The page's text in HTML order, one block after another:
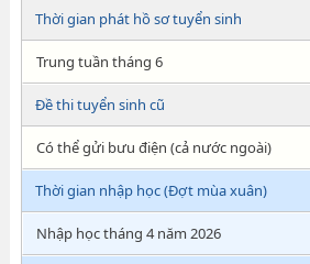
Thời gian phát hồ sơ tuyển sinh
Trung tuần tháng 6
Đề thi tuyển sinh cũ
Có thể gửi bưu điện (cả nước ngoài)
Thời gian nhập học (Đợt mùa xuân)
Nhập học tháng 4 năm 2026